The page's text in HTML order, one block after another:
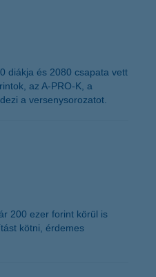
diákja és 2080 csapata vett
az A-PRO-K, a
a versenysorozatot.
200 ezer forint körül is
kötni, érdemes